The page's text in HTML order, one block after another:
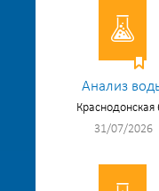
Анализ
Краснодонская
31/07/2026